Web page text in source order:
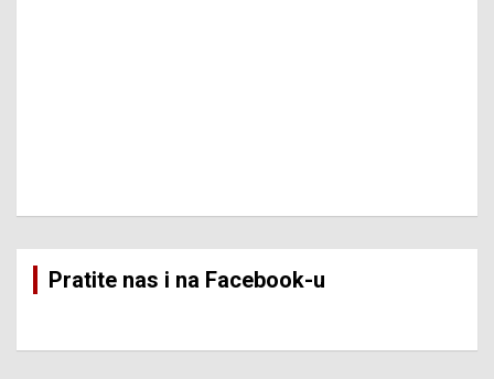
Pratite nas i na Facebook-u